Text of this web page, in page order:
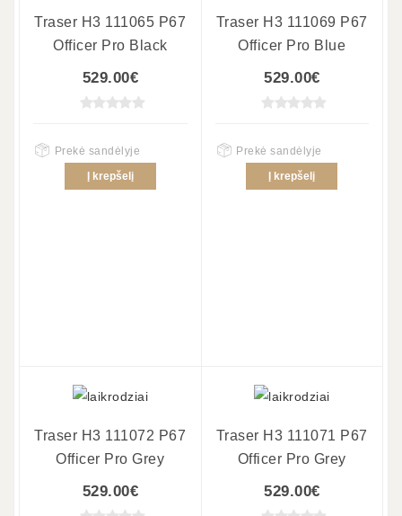
Traser H3 111065 P67
Officer Pro Black
529.00€
Prekė sandėlyje
Į krepšelį
Traser H3 111069 P67
Officer Pro Blue
529.00€
Prekė sandėlyje
Į krepšelį
Traser H3 111072 P67
Officer Pro Grey
529.00€
Traser H3 111071 P67
Officer Pro Grey
529.00€